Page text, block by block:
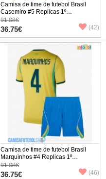
Camisa de time de futebol Brasil
Casemiro #5 Replicas 1º
Equipamento Infantil Mundo 2026
Manga Curta (+ Calças curtas)
91.88€
36.75€ (42)
Camisa de time de futebol Brasil
Marquinhos #4 Replicas 1º
Equipamento Infantil Mundo 2026
Manga Curta (+ Calças curtas)
91.88€
36.75€ (46)